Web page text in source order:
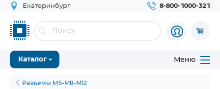
Екатеринбург 8-800-1000-321
Каталог Меню
Разъемы М5-M8-M12